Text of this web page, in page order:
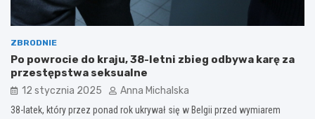
ZBRODNIE
Po powrocie do kraju, 38-letni zbieg odbywa karę za
przestępstwa seksualne
12 stycznia 2025 Anna Michalska
38-latek, który przez ponad rok ukrywał się w Belgii przed wymiarem